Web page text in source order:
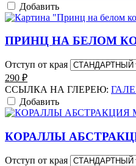
Добавить
ПРИНЦ НА БЕЛОМ
Отступ от края
290 ₽
ССЫЛКА НА ГЛЕРЕЮ:
Добавить
КОРАЛЛЫ
Отступ от края